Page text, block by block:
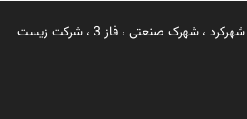
چهارمحال و بختیاری ، شهرکرد ، شهرک صنعتی ، فاز 3 ، شرکت زیست